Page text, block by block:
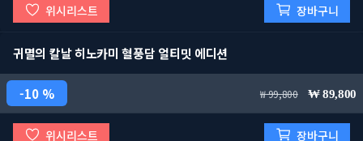
위시리스트 장바구니
귀멸의 칼날 히노카미 혈풍담 얼티밋 에디션
10 % 99,800 89,800
위시리스트 장바구니